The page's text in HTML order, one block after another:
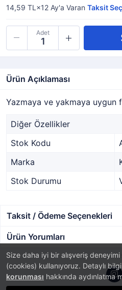
Size daha iyi bir alışveriş
(cookies) kullanıyoruz. Detaylı
korunması hakkında aydınlatma
14,59 TL×12 Ay'a Varan Taksit
Adet
Ürün Açıklaması
Yazmaya ve yakmaya uygun
Diğer Özellikler
Stok Kodu
Marka
Stok Durumu
Taksit / Ödeme Seçenekleri
Ürün Yorumları